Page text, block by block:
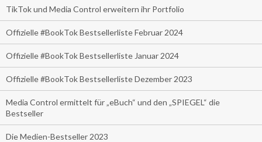
TikTok und Media Control erweitern ihr Portfolio
Offizielle #BookTok Bestsellerliste Februar 2024
Offizielle #BookTok Bestsellerliste Januar 2024
Offizielle #BookTok Bestsellerliste Dezember 2023
Media Control ermittelt für „eBuch“ und den „SPIEGEL“ die
Bestseller
Die Medien-Bestseller 2023